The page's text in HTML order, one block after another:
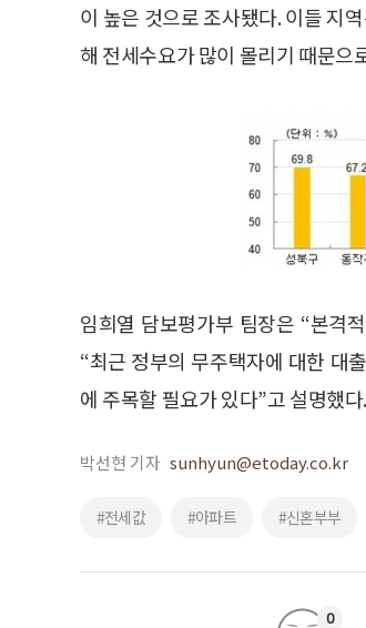
이 높은 것으로 조사됐다. 이들 지
해 전세수요가 많이 몰리기 때문으
임희열 담보평가부 팀장은 “본격
“최근 정부의 무주택자에 대한 대
에 주목할 필요가 있다”고 설명했다.
박선현 기자 sunhyun@etoday.co.kr
#전세값 #아파트 #신혼부부
0